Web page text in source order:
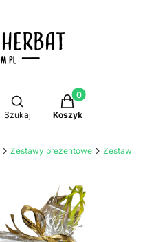
Otwórz wyszukiwarkę
Szukaj
Produkty w
Koszyk
Zestawy prezentowe Zestawy